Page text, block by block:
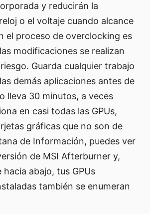
y reducirán la
o el voltaje cuando alcance
el proceso de overclocking es
modificaciones se realizan
Guarda cualquier trabajo
demás aplicaciones antes de
lleva 30 minutos, a veces
en casi todas las GPUs,
gráficas que no son de
de Información, puedes ver
de MSI Afterburner y,
abajo, tus GPUs
también se enumeran